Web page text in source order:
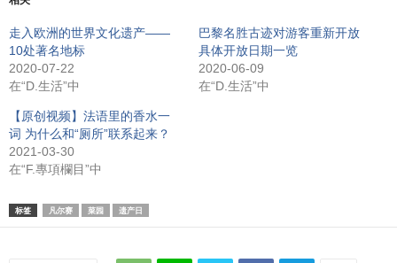
走入欧洲的世界文化遗产——
10处著名地标
2020-07-22
在“D.生活”中
巴黎名胜古迹对游客重新开放
具体开放日期一览
2020-06-09
在“D.生活”中
【原创视频】法语里的香水一
词 为什么和“厕所”联系起来？
2021-03-30
在“F.專項欄目”中
标签 凡尔赛 菜园 遗产日